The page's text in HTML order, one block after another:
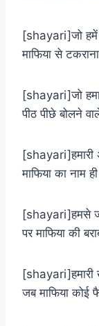
[shayari]जो हमें
माफिया से
[shayari]जो
पीठ पीछे बोलने
[shayari]हमारी
माफिया का नाम
[shayari]हमसे
पर माफिया की
[shayari]हमारी
जब माफिया